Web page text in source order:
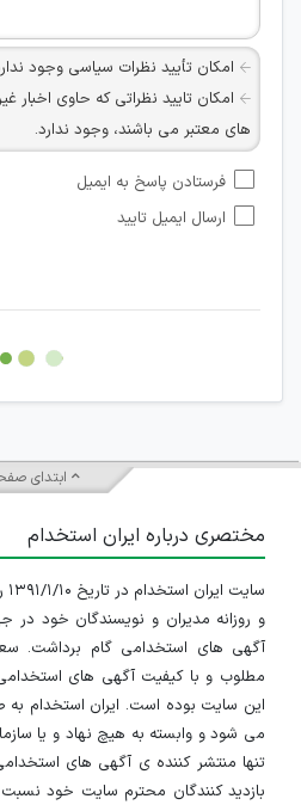
امکان تأیید نظرات سیاسی وجود
امکان تایید نظراتی که حاوی اخبار
های معتبر می باشند، وجود ندارد.
شبکه های مجازی ارتباطی می باشند
امکان تأیید نظرات کاربرانی که به
هرگونه تحریک، تحقیر و کنایه به
غیر مجاز می باشد.
امکان هماهنگی برای هرگونه
فرستادن پاسخ به ایمیل
ارسال ایمیل تایید
ابتدای
مختصری درباره ایران استخدام
و روزانه مدیران و نویسندگان خود
آگهی های استخدامی گام برداشت.
مطلوب و با کیفیت آگهی های
این سایت بوده است. ایران استخدام
می شود و وابسته به هیچ نهاد و یا
تنها منتشر کننده ی آگهی های
بازدید کنندگان محترم سایت خود